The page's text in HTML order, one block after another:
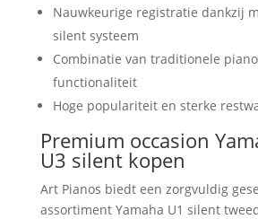
Nauwkeurige registratie dankzij
silent systeem
Combinatie van traditionele
functionaliteit
Hoge populariteit en sterke
Premium occasion
U3 silent kopen
Art Pianos biedt een zorgvuldig
assortiment Yamaha U1 silent